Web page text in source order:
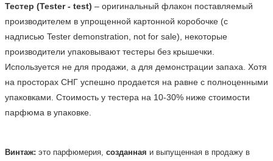
Тестер (Tester - test) – оригинальный флакон поставляемый
производителем в упрощенной картонной коробочке (с
надписью Tester demonstration, not for sale), некоторые
производители упаковывают тестеры без крышечки.
Используется не для продажи, а для демонстрации запаха. Хотя
на просторах СНГ успешно продается на равне с полноценными
упаковками. Стоимость у тестера на 10-30% ниже стоимости
парфюма в упаковке.
Винтаж: это парфюмерия, созданная и выпущенная в продажу в